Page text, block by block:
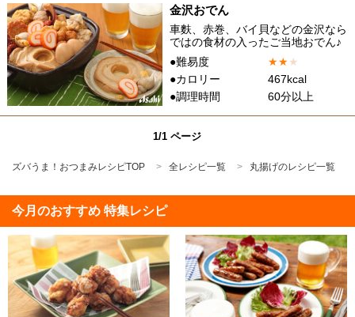
金沢おでん
車麩、赤巻、バイ貝などの金沢なら
ではの食材の入ったご当地おでん♪
●難易度
★★★
●カロリー
467kcal
●調理時間
60分以上
1/1 ページ
ズバうま！おつまみレシピTOP 全レシピ一覧 丸揚げのレシピ一覧
今月のおすすめ 特集レシピ